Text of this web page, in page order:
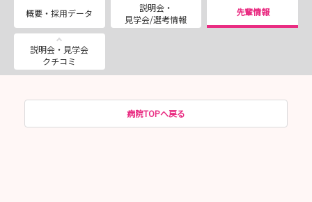
概要・採用データ
説明会・
見学会/選考情報
先輩情報
説明会・見学会
クチコミ
病院TOPへ戻る